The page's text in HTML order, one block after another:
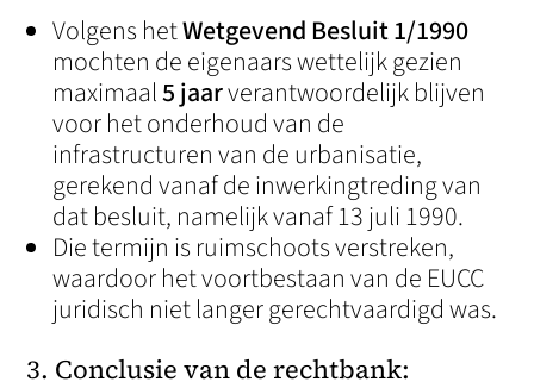
Volgens hetWetgevend Besluit 1/1990
mochten de eigenaars wettelijk gezien
maximaal5 jaarverantwoordelijk blijven
voor het onderhoud van de
infrastructuren van de urbanisatie,
gerekend vanaf de inwerkingtreding van
dat besluit, namelijk vanaf 13 juli 1990.
Die termijn is ruimschoots verstreken,
waardoor het voortbestaan van de EUCC
juridisch niet langer gerechtvaardigd was.
3. Conclusie van de rechtbank: